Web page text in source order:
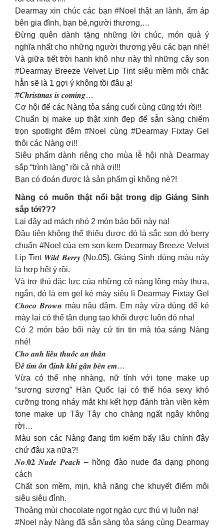
Dearmay xin chúc các bạn #Noel thật an lành, ấm áp
bên gia đình, bạn bè,người thương,…
Đừng quên dành tặng những lời chúc, món quà ý
nghĩa nhất cho những người thương yêu các bạn nhé!
Và giữa tiết trời hanh khô như này thì những cây son
#Dearmay Breeze Velvet Lip Tint siêu mềm môi chắc
hẳn sẽ là 1 gợi ý không tồi đâu ạ!
#𝑪𝒉𝒓𝒊𝒔𝒕𝒎𝒂𝒔 𝒊𝒔 𝒄𝒐𝒎𝒊𝒏𝒈…
Cơ hội để các Nàng tỏa sáng cuối cùng cũng tới rồi!!
Chuẩn bị make up thật xinh đẹp để sẵn sàng chiếm
trọn spotlight đêm #Noel cùng #Dearmay Fixtay Gel
thôi các Nàng ơi!!
Siêu phẩm dành riêng cho mùa lễ hội nhà Dearmay
sắp “trình làng” rồi cả nhà ơi!!!
Bạn có đoán được là sản phẩm gì không nè?!
Nàng có muốn thật nổi bật trong dịp Giáng Sinh
sắp tới???
Lại đây ad mách nhỏ 2 món bảo bối này nạ!
Đầu tiên không thể thiếu được đó là sắc son đỏ berry
chuẩn #Noel của em son kem Dearmay Breeze Velvet
Lip Tint 𝑾𝒊𝒍𝒅 𝑩𝒆𝒓𝒓𝒚 (No.05). Giáng Sinh dùng màu này
là hợp hết ý rồi.
Và trợ thủ đặc lực của những cô nàng lông mày thưa,
ngắn, đó là em gel kẻ mày siêu lì Dearmay Fixtay Gel
𝑪𝒉𝒐𝒄𝒐 𝑩𝒓𝒐𝒘𝒏 màu nâu đậm. Em này vừa dùng để kẻ
mày lại có thể tận dụng tạo khối được luôn đó nha!
Có 2 món bảo bối này cứ tin tin mà tỏa sáng Nàng
nhé!
𝑪𝒉𝒐 𝒂𝒏𝒉 𝒍𝒊𝒆̂̀𝒖 𝒕𝒉𝒖𝒐̂́𝒄 𝒂𝒏 𝒕𝒉𝒂̂̀𝒏
Đ𝒆̂̉ 𝒕𝒊𝒎 𝒐̂̉𝒏 đ𝒊̣𝒏𝒉 𝒌𝒉𝒊 𝒈𝒂̂̀𝒏 𝒃𝒆̂𝒏 𝒆𝒎…
Vừa có thể nhẹ nhàng, nữ tính với tone make up
“sương sương” Hàn Quốc lại có thể hóa sexy khó
cưỡng trong nháy mắt khi kết hợp đánh tràn viền kèm
tone make up Tây Tây cho chàng ngất ngây không
rời…
Màu son các Nàng đang tìm kiếm bấy lâu chính đây
chứ đâu xa nữa?!
𝑵𝒐.𝟎𝟐 𝑵𝒖𝒅𝒆 𝑷𝒆𝒂𝒄𝒉 – hồng đào nude đa dạng phong
cách
Chất son mềm, mịn, khả năng che khuyết điểm môi
siêu siêu đỉnh.
Thoảng mùi chocolate ngọt ngào cực thú vị luôn nạ!
#Noel này Nàng đã sẵn sàng tỏa sáng cùng Dearmay